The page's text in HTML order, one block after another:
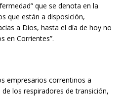
que se denota en la
que están a disposición,
a Dios, hasta el día de hoy no
en Corrientes”.
empresarios correntinos a
los respiradores de transición,